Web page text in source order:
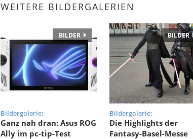
WEITERE BILDERGALERIEN
BILDER
Bildergalerie:
Ganz nah dran: Asus ROG
Ally im pc-tip-Test
BILDER
Bildergalerie:
Die Highlights der
Fantasy-Basel-Messe